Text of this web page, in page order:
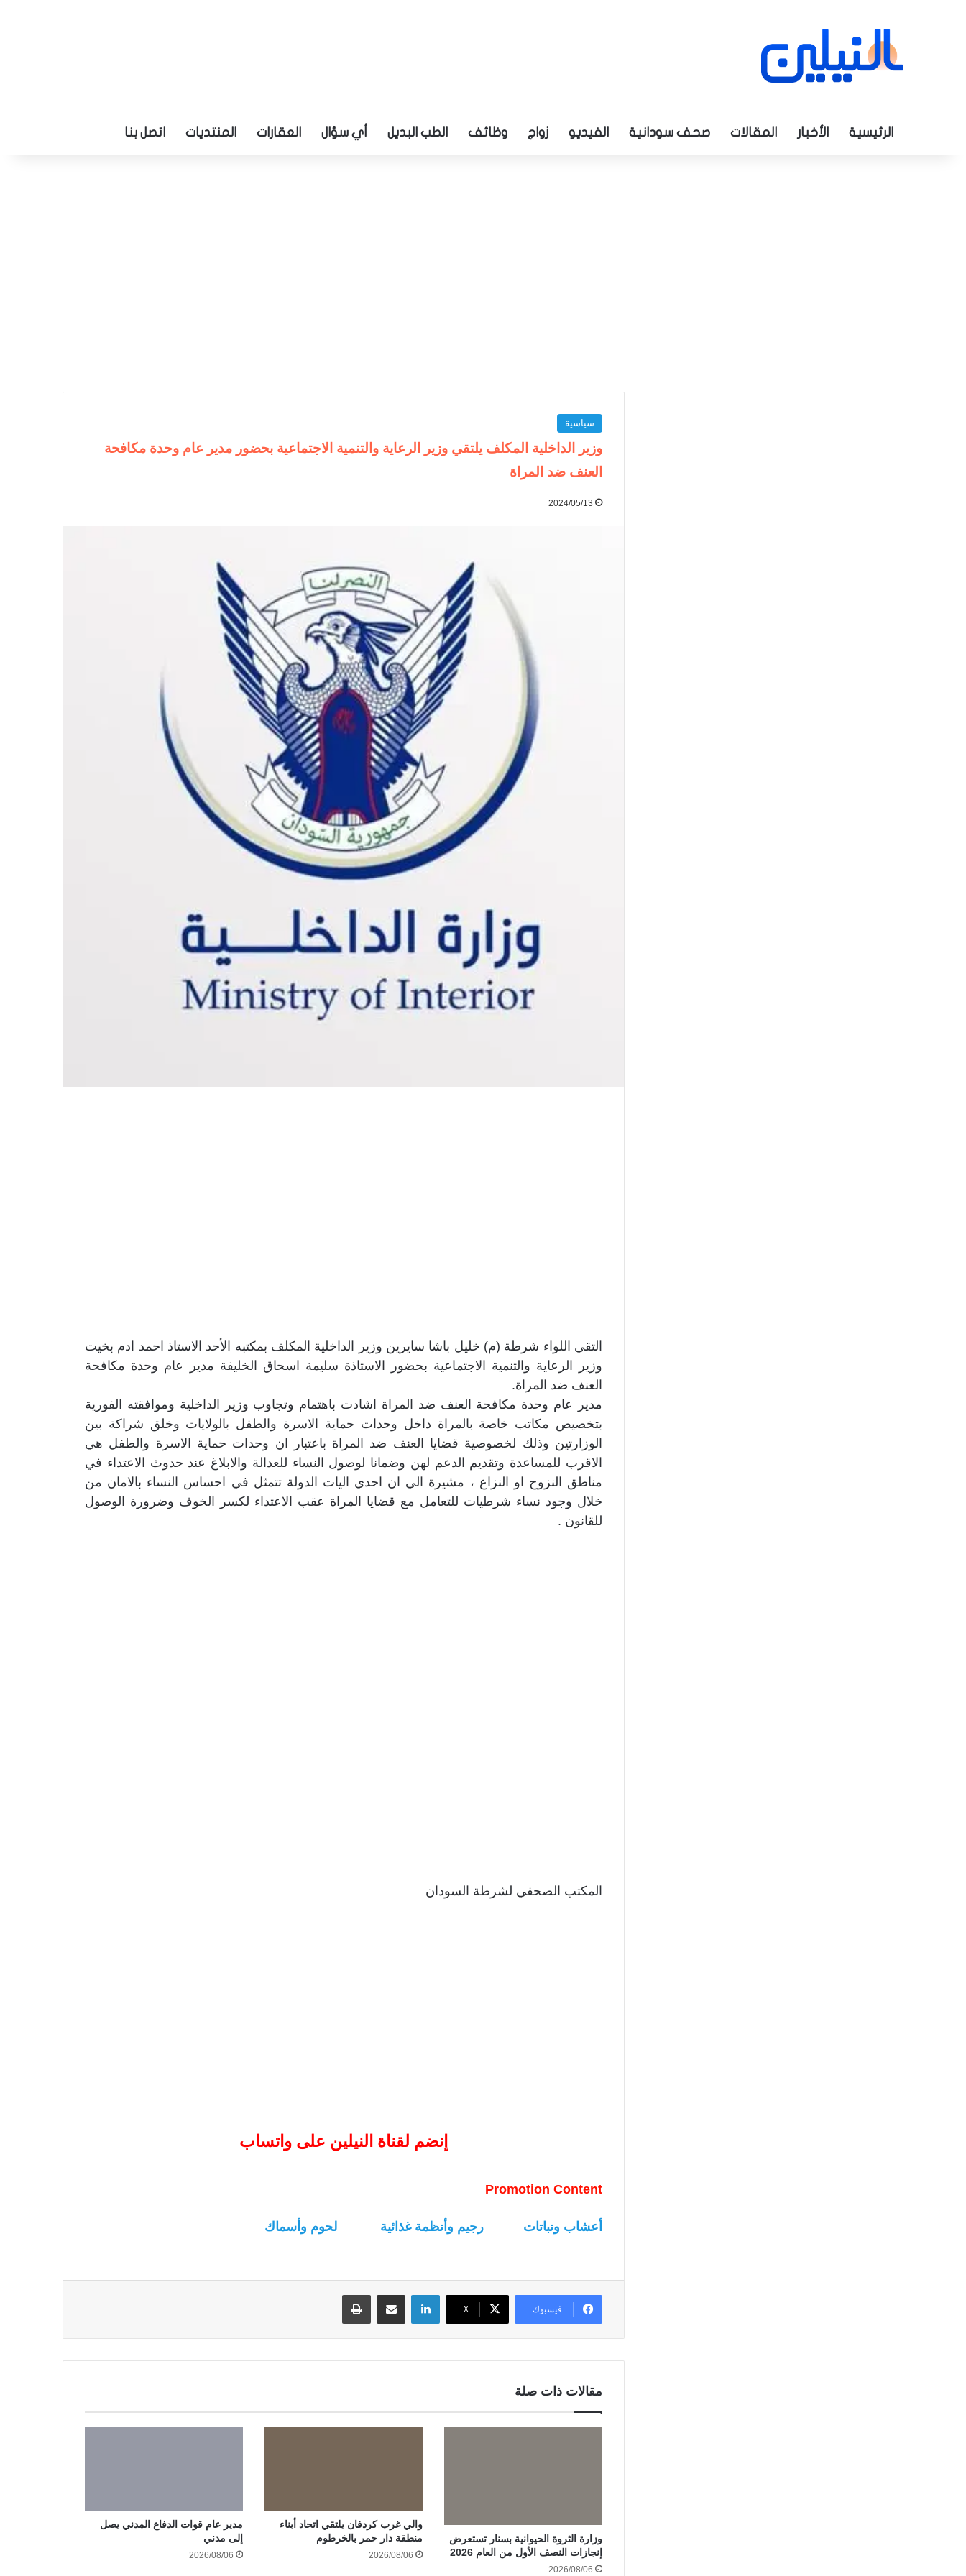
الرئيسية الأخبار المقالات صحف سودانية الفيديو زواج وظائف الطب البديل أي سؤال العقارات المنتديات اتصل بنا
سياسية
وزير الداخلية المكلف يلتقي وزير الرعاية والتنمية الاجتماعية بحضور مدير عام وحدة مكافحة
العنف ضد المراة
2024/05/13
التقي اللواء شرطة (م) خليل باشا سايرين وزير الداخلية المكلف بمكتبه الأحد الاستاذ احمد ادم بخيت
وزير الرعاية والتنمية الاجتماعية بحضور الاستاذة سليمة اسحاق الخليفة مدير عام وحدة مكافحة
العنف ضد المراة.
مدير عام وحدة مكافحة العنف ضد المراة اشادت باهتمام وتجاوب وزير الداخلية وموافقته الفورية
بتخصيص مكاتب خاصة بالمراة داخل وحدات حماية الاسرة والطفل بالولايات وخلق شراكة بين
الوزارتين وذلك لخصوصية قضايا العنف ضد المراة باعتبار ان وحدات حماية الاسرة والطفل هي
الاقرب للمساعدة وتقديم الدعم لهن وضمانا لوصول النساء للعدالة والابلاغ عند حدوث الاعتداء في
مناطق النزوح او النزاع ، مشيرة الي ان احدي اليات الدولة تتمثل في احساس النساء بالامان من
خلال وجود نساء شرطيات للتعامل مع قضايا المراة عقب الاعتداء لكسر الخوف وضرورة الوصول
للقانون .
المكتب الصحفي لشرطة السودان
إنضم لقناة النيلين على واتساب
Promotion Content
أعشاب ونباتات رجيم وأنظمة غذائية لحوم وأسماك
فيسبوك ‫X
لينكدإن
مقالات ذات صلة
وزارة الثروة الحيوانية بسنار تستعرض
إنجازات النصف الأول من العام 2026
2026/08/06
والي غرب كردفان يلتقي اتحاد أبناء
منطقة دار حمر بالخرطوم
2026/08/06
مدير عام قوات الدفاع المدني يصل
إلى مدني
2026/08/06